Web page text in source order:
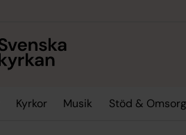
Kyrkor Musik Stöd & Omsorg